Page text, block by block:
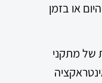
או בזמן
של מתקני